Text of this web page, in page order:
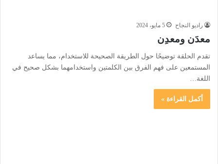
راديو النجاح 5 مايو، 2024
معدَن ومعدِن
تقدم الحلقة توضيحًا حول الطريقة الصحيحة للاستخدام، مما يساعد
المستمعين على فهم الفرق بين الكلمتين واستخدامهما بشكل صحيح في
اللغة…
أكمل القراءة »